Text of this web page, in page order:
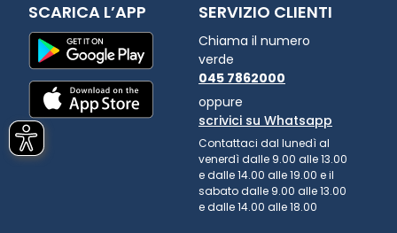
SCARICA L’APP SERVIZIO CLIENTI
Chiama il numero
verde
045 7862000
oppure
scrivici su Whatsapp
Contattaci dal lunedì al
venerdì dalle 9.00 alle 13.00
e dalle 14.00 alle 19.00 e il
sabato dalle 9.00 alle 13.00
e dalle 14.00 alle 18.00